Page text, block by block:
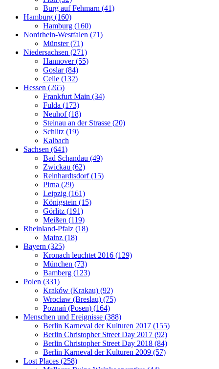
Burg auf Fehmarn (41)
Hamburg (160)
Hamburg (160)
Nordrhein-Westfalen (71)
Münster (71)
Niedersachsen (271)
Hannover (55)
Goslar (84)
Celle (132)
Hessen (265)
Frankfurt Main (34)
Fulda (173)
Neuhof (18)
Steinau an der Strasse (20)
Schlitz (19)
Kalbach
Sachsen (641)
Bad Schandau (49)
Zwickau (62)
Reinhardtsdorf (15)
Pirna (29)
Leipzig (161)
Königstein (15)
Görlitz (191)
Meißen (119)
Rheinland-Pfalz (18)
Mainz (18)
Bayern (325)
Kronach leuchtet 2016 (129)
München (73)
Bamberg (123)
Polen (331)
Kraków (Krakau) (92)
Wrocław (Breslau) (75)
Poznań (Posen) (164)
Menschen und Ereignisse (388)
Berlin Karneval der Kulturen 2017 (155)
Berlin Christopher Street Day 2017 (92)
Berlin Christopher Street Day 2018 (84)
Berlin Karneval der Kulturen 2009 (57)
Lost Places (258)